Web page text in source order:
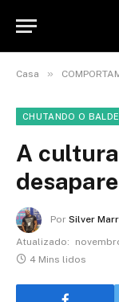
Casa »
CHUTANDO O BALDE
A
Por Silver
Atualizado:
4 Mins lidos